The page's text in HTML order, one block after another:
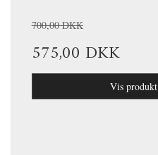
700,00 DKK
575,00 DKK
Vis produkt